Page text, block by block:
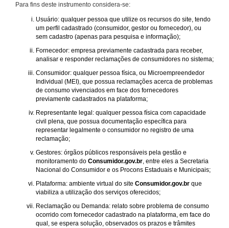
Para fins deste instrumento considera-se:
Usuário: qualquer pessoa que utilize os recursos do site, tendo
um perfil cadastrado (consumidor, gestor ou fornecedor), ou
sem cadastro (apenas para pesquisa e informação);
Fornecedor: empresa previamente cadastrada para receber,
analisar e responder reclamações de consumidores no sistema;
Consumidor: qualquer pessoa física, ou Microempreendedor
Individual (MEI), que possua reclamações acerca de problemas
de consumo vivenciados em face dos fornecedores
previamente cadastrados na plataforma;
Representante legal: qualquer pessoa física com capacidade
civil plena, que possua documentação específica para
representar legalmente o consumidor no registro de uma
reclamação;
Gestores: órgãos públicos responsáveis pela gestão e
monitoramento do Consumidor.gov.br, entre eles a Secretaria
Nacional do Consumidor e os Procons Estaduais e Municipais;
Plataforma: ambiente virtual do site Consumidor.gov.br que
viabiliza a utilização dos serviços oferecidos;
Reclamação ou Demanda: relato sobre problema de consumo
ocorrido com fornecedor cadastrado na plataforma, em face do
qual, se espera solução, observados os prazos e trâmites